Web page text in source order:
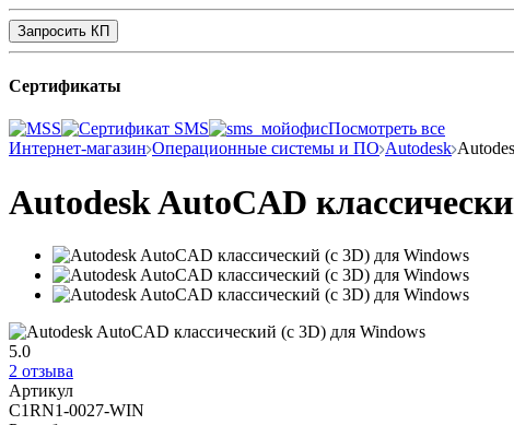
Запросить КП
Сертификаты
Посмотреть все
Интернет-магазин Операционные системы и ПО Autodesk
Autodesk AutoCAD
5.0
2 отзыва
Артикул
C1RN1-0027-WIN